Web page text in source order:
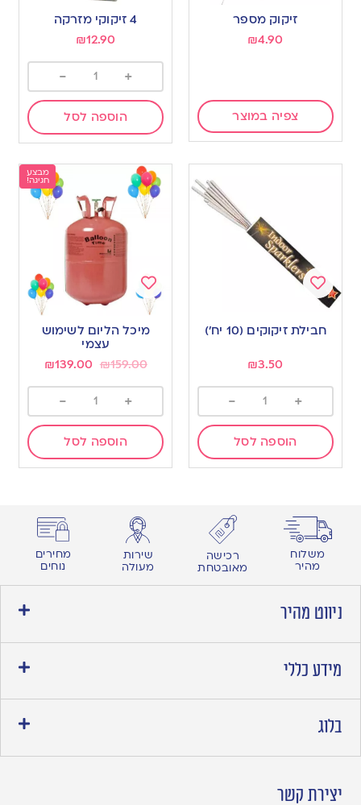
wishlist
זיקוק מספר
₪4.90
צפיה במוצר
wishlist
4 זיקוקי מזרקה
₪12.90
+
-
הוספה לסל
Add
to
חבילת זיקוקים (10 יח’)
₪3.50
+
-
הוספה לסל
מבצע
חגיגה!
Add
מיכל הליום לשימוש
עצמי
₪159.00
₪139.00
+
-
הוספה לסל
משלוח
מהיר
רכישה
מאובטחת
שירות
מעולה
מחירים
נוחים
ניווט מהיר
מידע כללי
בלוג
יצירת קשר